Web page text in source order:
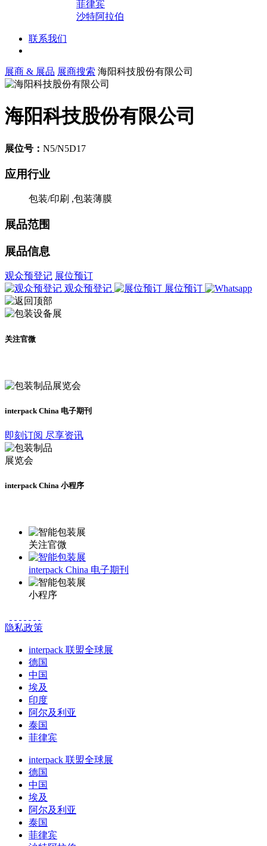
菲律宾
沙特阿拉伯
联系我们
展商 & 展品 展商搜索 海阳科技股份有限公司
海阳科技股份有限公司
展位号： N5/N5D17
应用行业
包装/印刷 ,包装薄膜
展品范围
展品信息
观众预登记 展位预订
观众预登记
展位预订
关注官微
interpack China 电子期刊
即刻订阅 尽享资讯
interpack China 小程序
关注官微
interpack China 电子期刊
小程序
隐私政策
interpack 联盟全球展
德国
中国
埃及
印度
阿尔及利亚
泰国
菲律宾
interpack 联盟全球展
德国
中国
埃及
阿尔及利亚
泰国
菲律宾